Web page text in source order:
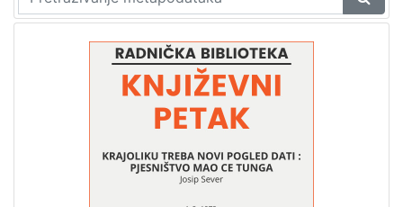
Digitalizirana zagrebačka baština
Glasovi Književnog petka